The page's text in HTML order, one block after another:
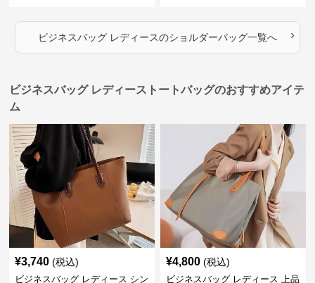
ビジネスバッグ レディースのショルダーバッグ一覧へ ›
ビジネスバッグ レディーストートバッグのおすすめアイテ
ム
¥3,740 (税込)
ビジネスバッグ レディース シン
¥4,800 (税込)
ビジネスバッグ レディース 上品